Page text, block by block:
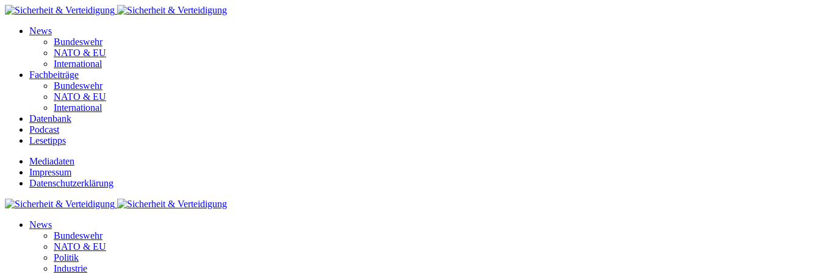
News
Bundeswehr
NATO & EU
International
Fachbeiträge
Bundeswehr
NATO & EU
International
Datenbank
Podcast
Lesetipps
Mediadaten
Impressum
Datenschutzerklärung
News
Bundeswehr
NATO & EU
Politik
Industrie